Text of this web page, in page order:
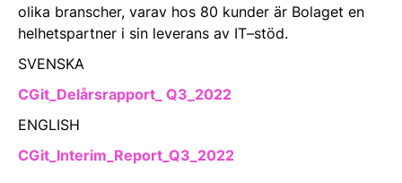
olika branscher, varav hos 80 kunder är Bolaget en
helhetspartner i sin leverans av IT–stöd.
SVENSKA
CGit_Delårsrapport_ Q3_2022
ENGLISH
CGit_Interim_Report_Q3_2022